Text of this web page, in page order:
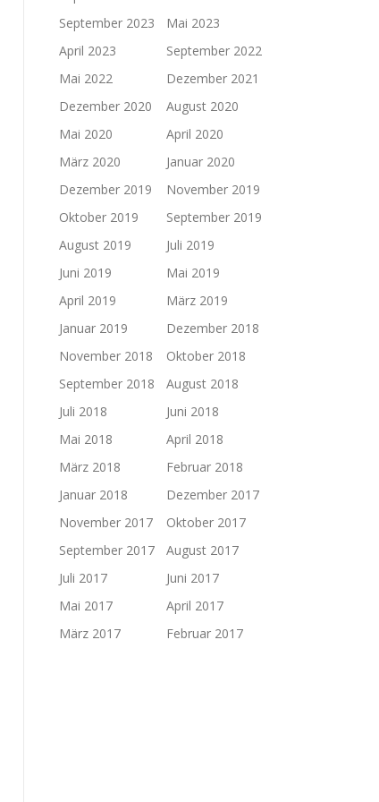
September 2023
Mai 2023
April 2023
September 2022
Mai 2022
Dezember 2021
Dezember 2020
August 2020
Mai 2020
April 2020
März 2020
Januar 2020
Dezember 2019
November 2019
Oktober 2019
September 2019
August 2019
Juli 2019
Juni 2019
Mai 2019
April 2019
März 2019
Januar 2019
Dezember 2018
November 2018
Oktober 2018
September 2018
August 2018
Juli 2018
Juni 2018
Mai 2018
April 2018
März 2018
Februar 2018
Januar 2018
Dezember 2017
November 2017
Oktober 2017
September 2017
August 2017
Juli 2017
Juni 2017
Mai 2017
April 2017
März 2017
Februar 2017